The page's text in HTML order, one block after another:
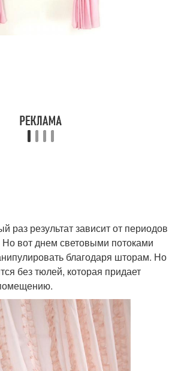
раз результат зависит от периодов
Но вот днем световыми потоками
благодаря шторам. Но
без тюлей, которая придает